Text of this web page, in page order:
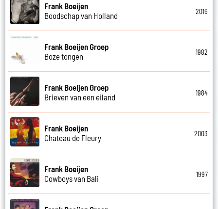
Frank Boeijen
Boodschap van Holland
2016
Frank Boeijen Groep
Boze tongen
1982
Frank Boeijen Groep
Brieven van een eiland
1984
Frank Boeijen
Chateau de Fleury
2003
Frank Boeijen
Cowboys van Bali
1997